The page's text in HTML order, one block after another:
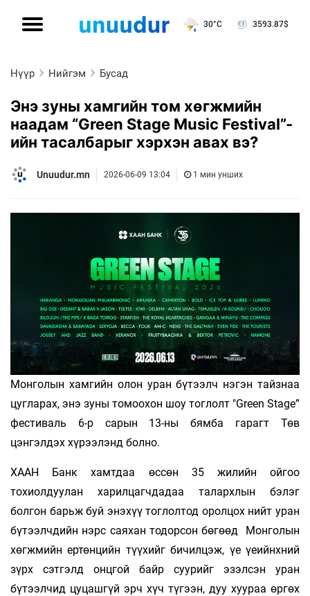
30°C 3593.87$
Нүүр Нийгэм Бусад
Энэ зуны хамгийн том хөгжмийн
наадам “Green Stage Music Festival”-
ийн тасалбарыг хэрхэн авах вэ?
Unuudur.mn 2026-06-09 13:04 1 мин унших
Монголын хамгийн олон уран бүтээлч нэгэн тайзнаа
цугларах, энэ зуны томоохон шоу тоглолт "Green Stage”
фестиваль 6-р сарын 13-ны бямба гарагт Төв
цэнгэлдэх хүрээлэнд болно.
ХААН Банк хамтдаа өссөн 35 жилийн ойгоо
тохиолдуулан харилцагчдадаа талархлын бэлэг
болгон барьж буй энэхүү тоглолтод оролцох нийт уран
бүтээлчдийн нэрс саяхан тодорсон бөгөөд Монголын
хөгжмийн ертөнцийн түүхийг бичилцэж, үе үеийнхний
зүрх сэтгэлд онцгой байр суурийг эзэлсэн уран
бүтээлчид цуцашгүй эрч хүч түгээн, дуу хуураа өргөх